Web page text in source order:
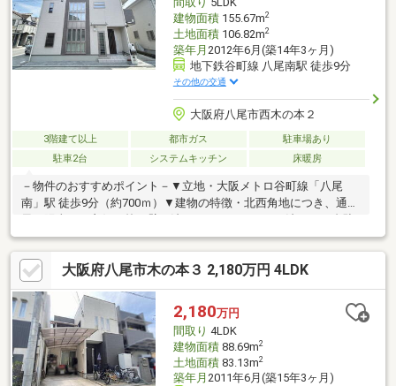
建物面積155.67m2
土地面積106.82m2
築年月 2012年6月(築14年3ヶ月)
地下鉄谷町線 八尾南駅 徒歩9分
その他の交通
大阪府八尾市西木の本２
3階建て以上 都市ガス
駐車場あり
駐車2台
システムキッチン 床暖房
－物件のおすすめポイント－▼立地・大阪メトロ谷町線「八尾
南」駅 徒歩9分（約700ｍ）▼建物の特徴・北西角地につき、通
風、陽当たり良好・枠組壁工法（ツーバイフォー工法）・２台駐
車可能▼お部屋の特徴・建物面積155.67平米、5LDKの間取り・丁
寧に使用された室内・ライフスタイルに応じて二世帯利用も可能
なお住まい▼設備・浴室乾燥機・トイレ、洗面室2か所（1階・2
階）・ウォークインクローゼット・ガレージ（電動シャッター
付）▼周辺環境・小中学校徒歩5分圏内■ ご希望の住まい探しをお
手伝いします ━━━━━・・・物件の詳細・ご相談はお気軽にお
問い合わせください。
大阪府八尾市木の本３ 2,180万円 4LDK
2,180万円
間取り 4LDK
建物面積88.69m2
土地面積83.13m2
築年月 2011年6月(築15年3ヶ月)